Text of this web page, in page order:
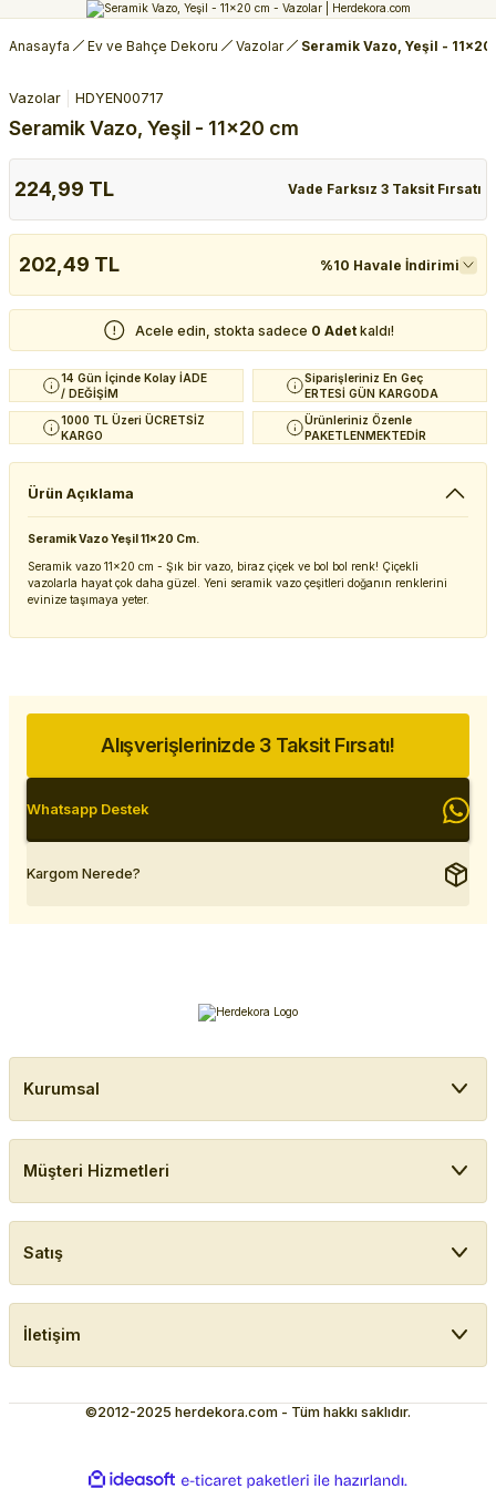
Anasayfa Ev ve Bahçe Dekoru Vazolar Seramik Vazo, Yeşil -
Vazolar HDYEN00717
Seramik Vazo, Yeşil - 11x20 cm
224,99 TL Vade Farksız 3 Taksit Fırsatı
202,49 TL %10 Havale İndirimi
Acele edin, stokta sadece 0 Adet kaldı!
14 Gün İçinde Kolay İADE
/ DEĞİŞİM
Siparişleriniz En Geç
ERTESİ GÜN KARGODA
1000 TL Üzeri ÜCRETSİZ
KARGO
Ürünleriniz Özenle
PAKETLENMEKTEDİR
Ürün Açıklama
Seramik Vazo Yeşil 11x20 Cm.
Seramik vazo 11x20 cm - Şık bir vazo, biraz çiçek ve bol bol renk! Çiçekli
vazolarla hayat çok daha güzel. Yeni seramik vazo çeşitleri doğanın renklerini
evinize taşımaya yeter.
Alışverişlerinizde 3 Taksit Fırsatı!
Whatsapp Destek
Kargom Nerede?
Kurumsal
Müşteri Hizmetleri
Satış
İletişim
©2012-2025 herdekora.com - Tüm hakkı saklıdır.
ideasoft e-